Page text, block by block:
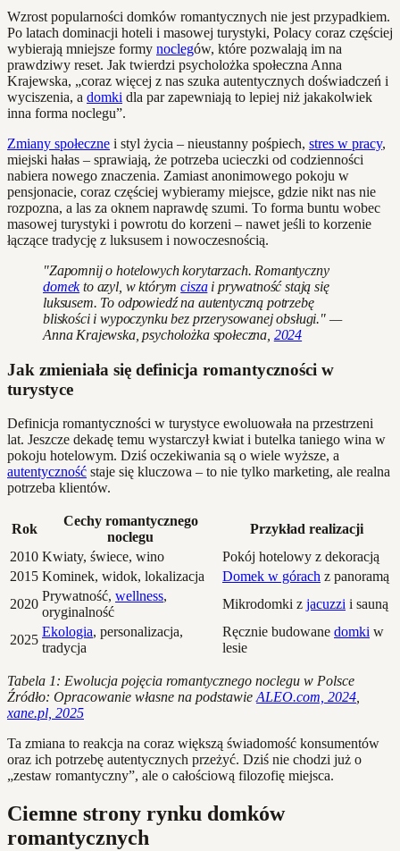
Wzrost popularności domków romantycznych nie jest przypadkiem.
Po latach dominacji hoteli i masowej turystyki, Polacy coraz częściej
wybierają mniejsze formy noclegów, które pozwalają im na
prawdziwy reset. Jak twierdzi psycholożka społeczna Anna
Krajewska, „coraz więcej z nas szuka autentycznych doświadczeń i
wyciszenia, a domki dla par zapewniają to lepiej niż jakakolwiek
inna forma noclegu”.
Zmiany społeczne i styl życia – nieustanny pośpiech, stres w pracy,
miejski hałas – sprawiają, że potrzeba ucieczki od codzienności
nabiera nowego znaczenia. Zamiast anonimowego pokoju w
pensjonacie, coraz częściej wybieramy miejsce, gdzie nikt nas nie
rozpozna, a las za oknem naprawdę szumi. To forma buntu wobec
masowej turystyki i powrotu do korzeni – nawet jeśli to korzenie
łączące tradycję z luksusem i nowoczesnością.
"Zapomnij o hotelowych korytarzach. Romantyczny
domekto azyl, w którymciszai prywatność stają się
luksusem. To odpowiedź na autentyczną potrzebę
bliskości i wypoczynku bez przerysowanej obsługi." —
Anna Krajewska, psycholożka społeczna, 2024
Jak zmieniała się definicja romantyczności w
turystyce
Definicja romantyczności w turystyce ewoluowała na przestrzeni
lat. Jeszcze dekadę temu wystarczył kwiat i butelka taniego wina w
pokoju hotelowym. Dziś oczekiwania są o wiele wyższe, a
autentyczność staje się kluczowa – to nie tylko marketing, ale realna
potrzeba klientów.
Rok
Cechy romantycznego
noclegu
Przykład realizacji
2010 Kwiaty, świece, wino
Pokój hotelowy z dekoracją
2015 Kominek, widok, lokalizacja Domek w górach z panoramą
2020
Prywatność, wellness,
oryginalność
Mikrodomki z jacuzzi i sauną
2025
Ekologia, personalizacja,
tradycja
Ręcznie budowane domki w
lesie
Tabela 1: Ewolucja pojęcia romantycznego noclegu w Polsce
Źródło: Opracowanie własne na podstawie ALEO.com, 2024
xane.pl, 2025
Ta zmiana to reakcja na coraz większą świadomość konsumentów
oraz ich potrzebę autentycznych przeżyć. Dziś nie chodzi już o
„zestaw romantyczny”, ale o całościową filozofię miejsca.
Ciemne strony rynku domków
romantycznych